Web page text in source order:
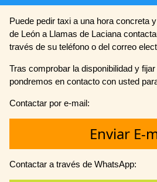
Puede pedir taxi a una hora concreta
de León a Llamas de Laciana
través de su teléfono o del correo
Tras comprobar la disponibilidad y
pondremos en contacto con usted
Contactar por e-mail:
Enviar E-
Contactar a través de WhatsApp: